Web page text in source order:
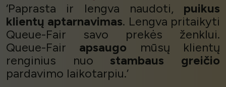
‘Paprasta ir lengva naudoti, puikus
klientų aptarnavimas. Lengva pritaikyti
Queue-Fair savo prekės ženklui.
Queue-Fair apsaugo mūsų klientų
renginius nuostambaus greičio
pardavimo laikotarpiu.’